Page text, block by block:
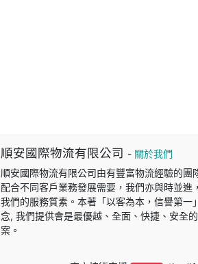
順安國際物流有限公司 - 關於我們
順安國際物流有限公司由有豐富物流經驗的團
配合不同客戶業務發展需要，我們亦與時並進
我們的服務質素。本著「以客為本，信譽第一
念, 我們提供會是最優越、全面、快捷、安全
案。